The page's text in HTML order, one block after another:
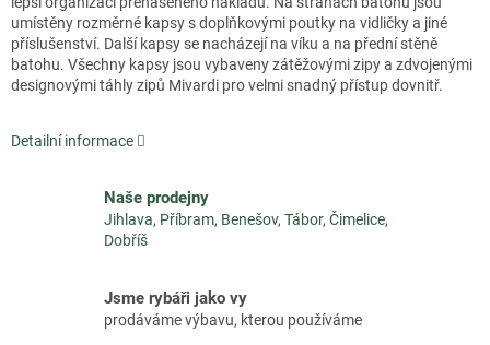
umístěny rozměrné kapsy s doplňkovými poutky na vidličky a jiné
příslušenství. Další kapsy se nacházejí na víku a na přední stěně
batohu. Všechny kapsy jsou vybaveny zátěžovými zipy a zdvojenými
designovými táhly zipů Mivardi pro velmi snadný přístup dovnitř.
Detailní informace
Naše prodejny
Jihlava, Příbram, Benešov, Tábor, Čimelice,
Dobříš
Jsme rybáři jako vy
prodáváme výbavu, kterou používáme